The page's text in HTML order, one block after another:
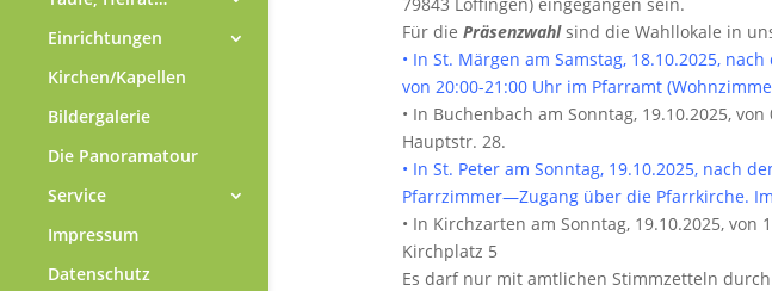
Einrichtungen
Kirchen/Kapellen
Bildergalerie
Die Panoramatour
Service
Impressum
Datenschutz
Für die Präsenzwahl sind die Wahllokale in
• In St. Märgen am Samstag, 18.10.2025,
von 20:00-21:00 Uhr im Pfarramt
• In Buchenbach am Sonntag, 19.10.2025,
Hauptstr. 28.
• In St. Peter am Sonntag, 19.10.2025, nach
Pfarrzimmer—Zugang über die Pfarrkirche.
• In Kirchzarten am Sonntag, 19.10.2025,
Kirchplatz 5
Es darf nur mit amtlichen Stimmzetteln